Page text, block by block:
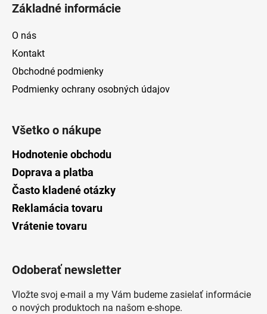
Základné informácie
O nás
Kontakt
Obchodné podmienky
Podmienky ochrany osobných údajov
Všetko o nákupe
Hodnotenie obchodu
Doprava a platba
Často kladené otázky
Reklamácia tovaru
Vrátenie tovaru
Odoberať newsletter
Vložte svoj e-mail a my Vám budeme zasielať informácie
o nových produktoch na našom e-shope.